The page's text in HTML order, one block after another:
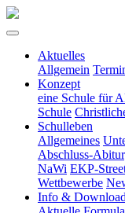
Aktuelles
Allgemein
Konzept
eine Schule für
Schule
Schulleben
Allgemeines
Abschluss-
NaWi EKP-
Wettbewerbe
Info & Download